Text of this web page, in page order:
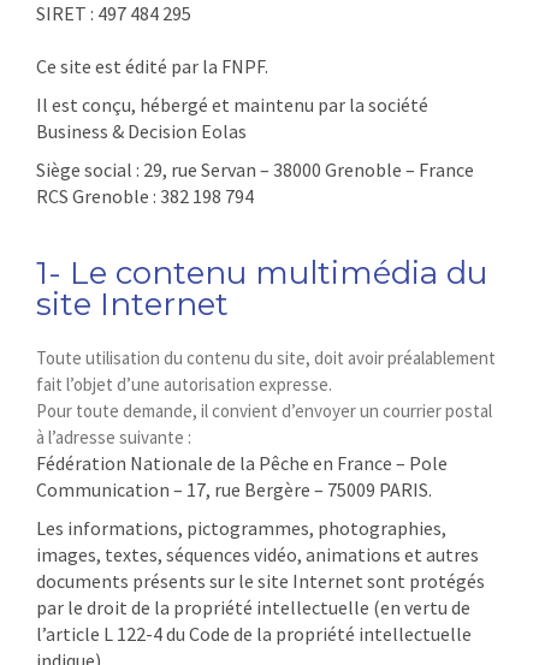
SIRET : 497 484 295
Ce site est édité par la FNPF.
Il est conçu, hébergé et maintenu par la société
Business & Decision Eolas
Siège social : 29, rue Servan – 38000 Grenoble – France
RCS Grenoble : 382 198 794
1- Le contenu multimédia du
site Internet
Toute utilisation du contenu du site, doit avoir préalablement
fait l’objet d’une autorisation expresse.
Pour toute demande, il convient d’envoyer un courrier postal
à l’adresse suivante :
Fédération Nationale de la Pêche en France – Pole
Communication – 17, rue Bergère – 75009 PARIS.
Les informations, pictogrammes, photographies,
images, textes, séquences vidéo, animations et autres
documents présents sur le site Internet sont protégés
par le droit de la propriété intellectuelle (en vertu de
l’article L 122-4 du Code de la propriété intellectuelle
indique).